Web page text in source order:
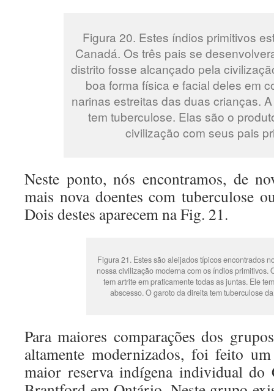
Figura 20. Estes índios primitivos
Canadá. Os três pais se
distrito fosse alcançado pela
boa forma física e facial deles em
narinas estreitas das duas crianças.
tem tuberculose. Elas são o
civilização com seus pais
Neste ponto, nós encontramos, de
mais nova doentes com tuberculose
Dois destes aparecem na Fig. 21.
Figura 21. Estes são aleijados típicos encontrados
nossa civilização moderna com os índios primitivos.
tem artrite em praticamente todas as juntas. Ele
abscesso. O garoto da direita tem tuberculose
Para maiores comparações dos
altamente modernizados, foi feito
maior reserva indígena individual do